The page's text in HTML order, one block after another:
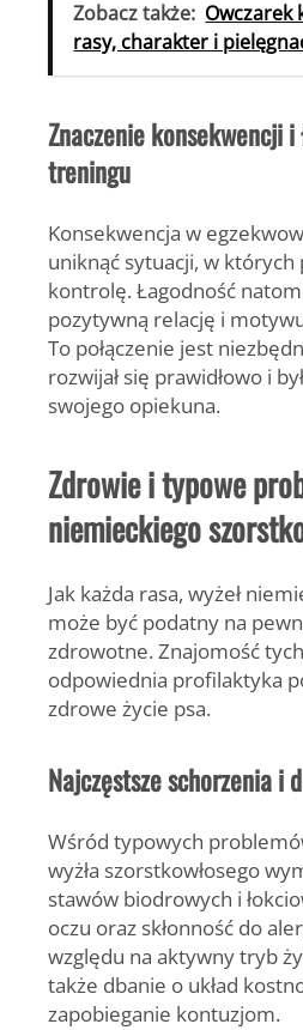
Zobacz także: Owczarek
rasy, charakter i
Znaczenie konsekwencji i
treningu
Konsekwencja w
uniknąć sytuacji, w
kontrolę. Łagodność
pozytywną relację i
To połączenie jest
rozwijał się prawidłowo i
swojego opiekuna.
Zdrowie i typowe
niemieckiego
Jak każda rasa, wyżeł
może być podatny na
zdrowotne. Znajomość
odpowiednia profilaktyka
zdrowe życie psa.
Najczęstsze schorzenia i
Wśród typowych
wyżła szorstkowłosego
stawów biodrowych i
oczu oraz skłonność do
względu na aktywny tryb
także dbanie o układ
zapobieganie kontuzjom.